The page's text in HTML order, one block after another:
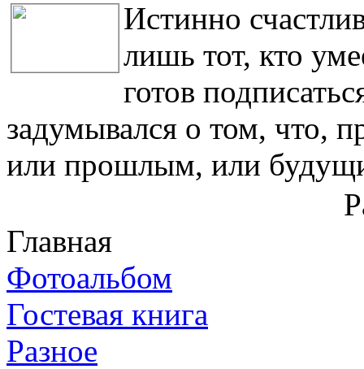
Истинно
лишь тот, кто
готов
задумывался о том, что,
или прошлым, или
Главная
Фотоальбом
Гостевая книга
Разное